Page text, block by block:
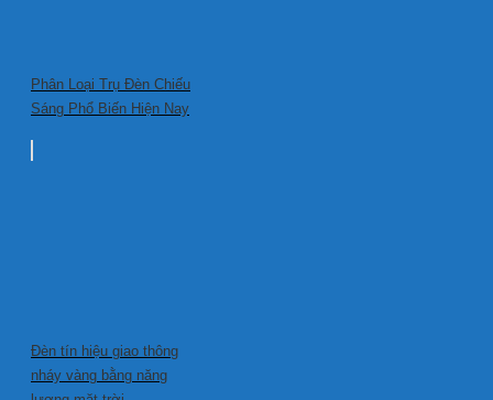
Phân Loại Trụ Đèn Chiếu
Sáng Phổ Biến Hiện Nay
Đèn tín hiệu giao thông
nháy vàng bằng năng